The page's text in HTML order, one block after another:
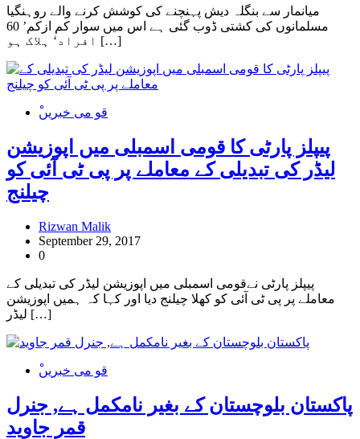
میانمار سے بنگلہ دیش پہنچنے کی کوشش کرنے والے روہنگیا
مسلمانوں کی کشتی ڈوب گئی ہے اس میں سوار کم ازکم’ 60
افراد‘ ہلاک ہو […]
ْقو می خبریں
پیپلز پارٹی کا قومی اسمبلی میں اپوزیشن
لیڈر کی تبدیلی کے معاملے پر پی ٹی آئی کو
چیلنج
Rizwan Malik
September 29, 2017
0
پیپلز پارٹی نےقومی اسمبلی میں اپوزیشن لیڈر کی تبدیلی کے
معاملے پر پی ٹی آئی کو کھلا چیلنج دیا اور کہا کہ ہمیں اپوزیشن
لیڈر […]
ْقو می خبریں
پاکستان بلوچستان کے بغیر نامکمل ہے, جنرل
قمر جاوید